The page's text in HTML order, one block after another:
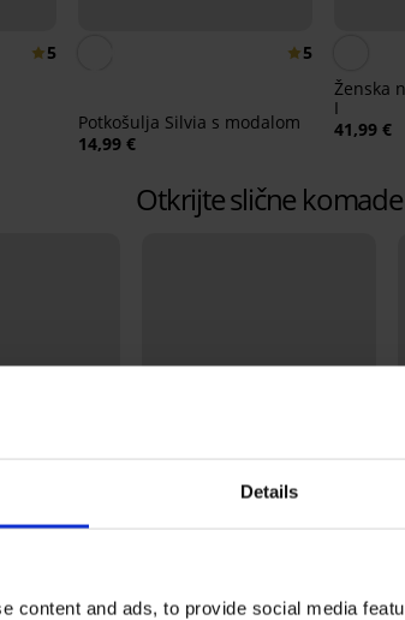
Details
content and ads, to provide social media
5
5
Potkošulja Silvia s modalom
14,99 €
Ženska
I
41,99 €
Otkrijte slične komade
5
5